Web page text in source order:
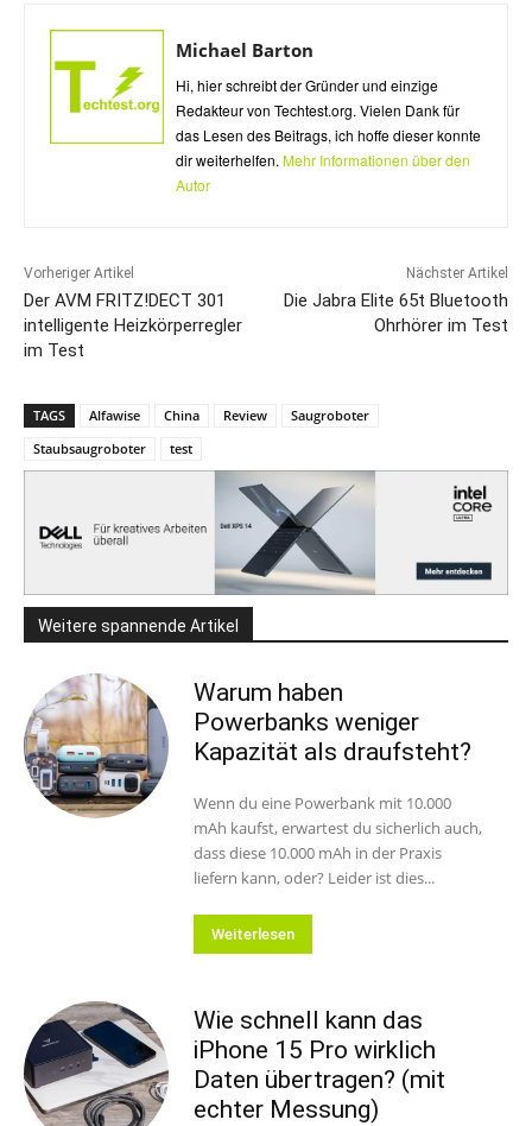
Michael Barton
Hi, hier schreibt der Gründer und einzige
Redakteur von Techtest.org. Vielen Dank für
das Lesen des Beitrags, ich hoffe dieser konnte
dir weiterhelfen. Mehr Informationen über den
Autor
Vorheriger Artikel
Der AVM FRITZ!DECT 301
intelligente Heizkörperregler
im Test
Nächster Artikel
Die Jabra Elite 65t Bluetooth
Ohrhörer im Test
TAGS Alfawise China Review
Saugroboter
Staubsaugroboter
test
Weitere spannende Artikel
Warum haben
Powerbanks weniger
Kapazität als draufsteht?
Wenn du eine Powerbank mit 10.000
mAh kaufst, erwartest du sicherlich auch,
dass diese 10.000 mAh in der Praxis
liefern kann, oder? Leider ist dies...
Weiterlesen
Wie schnell kann das
iPhone 15 Pro wirklich
Daten übertragen? (mit
echter Messung)